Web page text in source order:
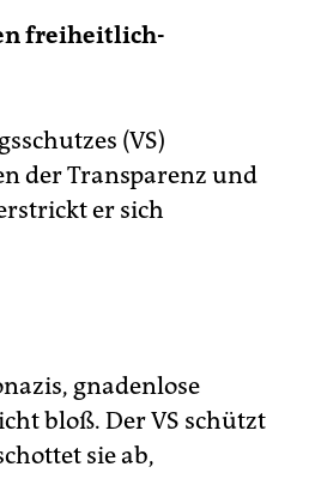
freiheitlich-
(VS)
der Transparenz und
er sich
gnadenlose
bloß. Der VS schützt
sie ab,